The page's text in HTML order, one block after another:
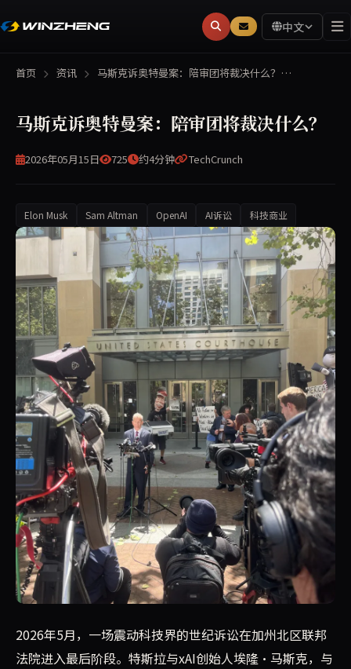
中文
首页 资讯 马斯克诉奥特曼案：陪审团将裁决什么？…
马斯克诉奥特曼案：陪审团将裁决什么？
2026年05月15日 725 约4分钟 TechCrunch
Elon Musk Sam Altman OpenAI AI诉讼 科技商业
2026年最重磅的科技法庭对决——埃隆·马斯克诉山姆·奥特
2026年5月，一场震动科技界的世纪诉讼在加州北区联邦
法院进入最后阶段。特斯拉与xAI创始人埃隆·马斯克，与